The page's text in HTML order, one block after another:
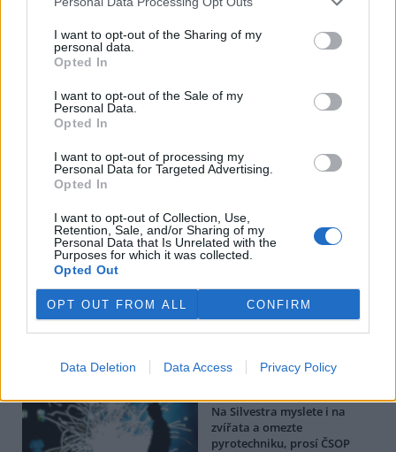
I want to opt-out of the Sharing of my
personal data.
Opted In
I want to opt-out of the Sale of my
Personal Data.
Opted In
I want to opt-out of processing my
Personal Data for Targeted Advertising.
Opted In
I want to opt-out of Collection, Use,
Retention, Sale, and/or Sharing of my
Personal Data that Is Unrelated with the
Purposes for which it was collected.
Opted Out
OPT OUT FROM ALL CONFIRM
Data Deletion Data Access Privacy Policy
Zdeňka Vítková a Martin Mach Ondřej
tisknout poslat
Pět rad, jak správně nakrmit
Na Silvestra myslete i na
zvířata a omezte
pyrotechniku, prosí ČSOP